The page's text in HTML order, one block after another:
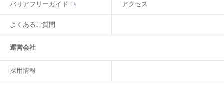
バリアフリーガイド アクセス
よくあるご質問
運営会社
採用情報